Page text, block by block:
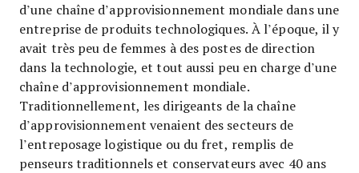
d’une chaîne d’approvisionnement mondiale dans une
entreprise de produits technologiques. À l’époque, il y
avait très peu de femmes à des postes de direction
dans la technologie, et tout aussi peu en charge d’une
chaîne d’approvisionnement mondiale.
Traditionnellement, les dirigeants de la chaîne
d’approvisionnement venaient des secteurs de
l’entreposage logistique ou du fret, remplis de
penseurs traditionnels et conservateurs avec 40 ans